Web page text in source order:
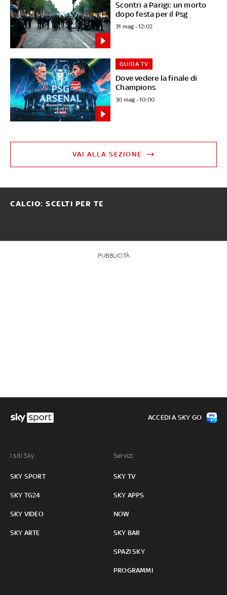
Scontri a Parigi: un morto
dopo festa per il Psg
31 mag - 12:02
Dove vedere la finale di
Champions
GUIDA TV
30 mag - 10:00
VAI ALLA SEZIONE
CALCIO: SCELTI PER TE
PUBBLICITÀ
I siti Sky:
SKY SPORT
SKY TG24
SKY VIDEO
SKY ARTE
Servizi:
SKY TV
SKY APPS
NOW
SKY BAR
SPAZI SKY
PROGRAMMI
ACCEDI A SKY GO